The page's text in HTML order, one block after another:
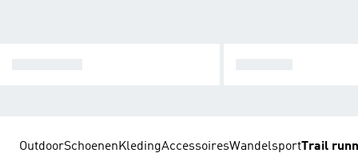
OutdoorSchoenenKledingAccessoiresWandelsportTrail